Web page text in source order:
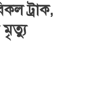
ট্রাক,
মৃত্যু